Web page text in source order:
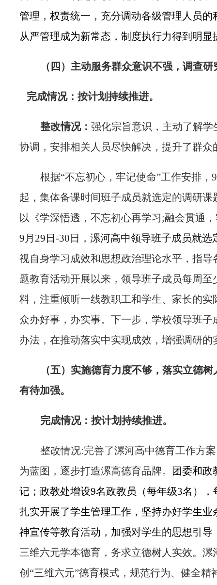
管理，权责统一，充分调动各级管理人员
从严管理成为新常态，制度执行力得到明显
（四） 主动服务群众意识不强，调查
完成情况：按计划持续推进。
整改情况： 强化宗旨意识，主动了解
协调，安排相关人员尽快解决，提升了群众
根据“不忘初心，牢记使命”工作安排
起，集体备课时间班子成员就选定的调研课
以 《学深悟透，不忘初心再学习;融会贯通
9月29日 -30 日，漯河高中领导班子成员就
视自身学习成效和思想政治理论水平，指
题教育活动开展以来，领导班子成员每周
料， 注重倾听一线教职工和学生、家长的
众办好事，办实事。下一步，学校领导班
办法，在推动落实中实现成效，增强调研
（五） 实施德育力度不够，落实立德
有待加强。
完成情况：按计划持续推进。
整改情况:完善了漯河高中德育工作方
为蓝图，逐步打造漯高德育品牌。
团委和政
记；政教处增设9名政教员（每年级3名）
扎实开展了学生管理工作，坚持办好学生
神宣传等教育活动，加强对学生的思想引
三维六元学本德育，务求立德树人实效。 漯
创“三维六元”德育模式，规范行为、健全